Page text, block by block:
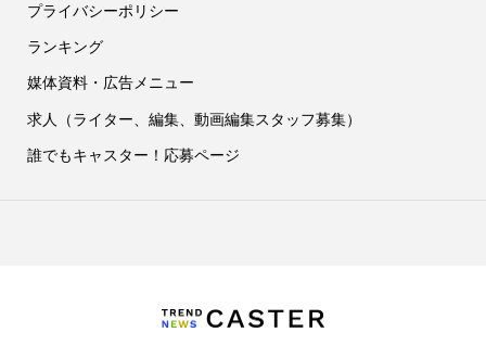
プライバシーポリシー
ランキング
媒体資料・広告メニュー
求人（ライター、編集、動画編集スタッフ募集）
誰でもキャスター！応募ページ